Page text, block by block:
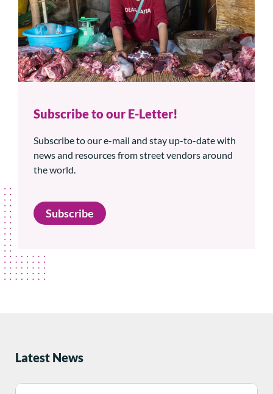
Subscribe to our E-Letter!
Subscribe to our e-mail and stay up-to-date with
news and resources from street vendors around
the world.
Subscribe
Latest News